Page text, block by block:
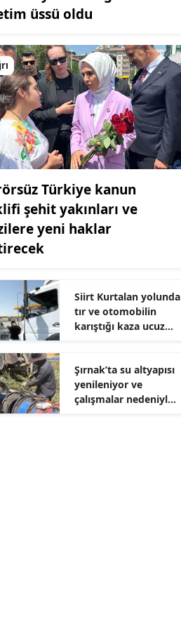
Bilecik
Bingöl
Bitlis
Bolu
Burdur
Bursa
Çanakkale
Çankırı
Diyarbakır
Edirne
Erzincan
üssü oldu
Türkiye kanun
şehit yakınları ve
yeni haklar
Siirt Kurtalan yolunda
tır ve otomobilin
karıştığı kaza ucuz
Şırnak’ta su altyapısı
yenileniyor ve
çalışmalar nedeniyle